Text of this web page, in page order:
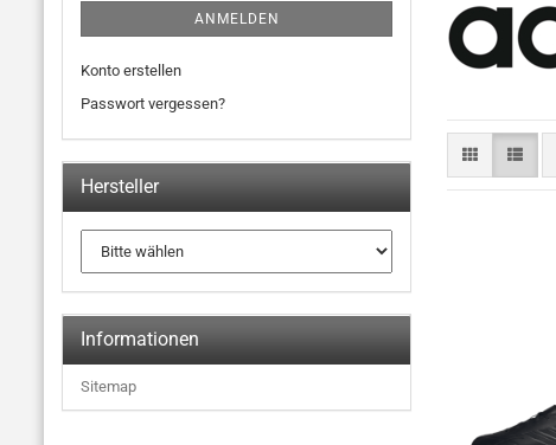
ANMELDEN
Konto erstellen
Passwort vergessen?
Hersteller
Informationen
Sitemap